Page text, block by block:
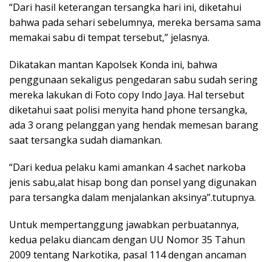
“Dari hasil keterangan tersangka hari ini, diketahui
bahwa pada sehari sebelumnya, mereka bersama sama
memakai sabu di tempat tersebut,” jelasnya.
Dikatakan mantan Kapolsek Konda ini, bahwa
penggunaan sekaligus pengedaran sabu sudah sering
mereka lakukan di Foto copy Indo Jaya. Hal tersebut
diketahui saat polisi menyita hand phone tersangka,
ada 3 orang pelanggan yang hendak memesan barang
saat tersangka sudah diamankan.
“Dari kedua pelaku kami amankan 4 sachet narkoba
jenis sabu,alat hisap bong dan ponsel yang digunakan
para tersangka dalam menjalankan aksinya”.tutupnya.
Untuk mempertanggung jawabkan perbuatannya,
kedua pelaku diancam dengan UU Nomor 35 Tahun
2009 tentang Narkotika, pasal 114 dengan ancaman